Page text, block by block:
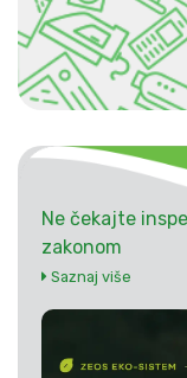
Ne čekajte
zakonom
Saznaj više